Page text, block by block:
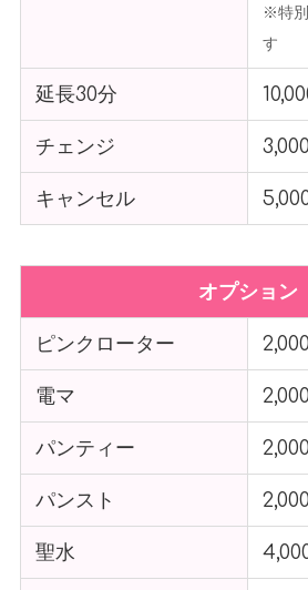
※特
す
延長30分
チェンジ
キャンセル
オプション
ピンクローター
電マ
パンティー
パンスト
聖水